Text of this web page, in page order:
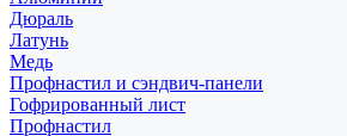
Дюраль
Латунь
Медь
Профнастил и сэндвич-панели
Гофрированный лист
Профнастил